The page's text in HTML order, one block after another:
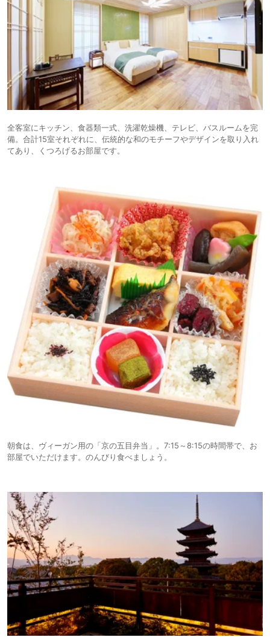
全客室にキッチン、食器類一式、洗濯乾燥機、テレビ、バスルームを完
備。合計15室それぞれに、伝統的な和のモチーフやデザインを取り入れ
てあり、くつろげるお部屋です。
朝食は、ヴィーガン用の「京の五目弁当」。7:15～8:15の時間帯で、お
部屋でいただけます。のんびり食べましょう。